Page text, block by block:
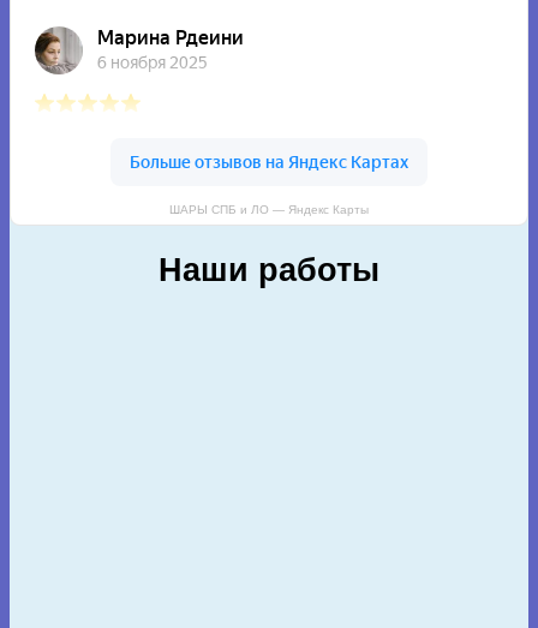
ШАРЫ СПБ и ЛО — Яндекс Карты
Наши работы